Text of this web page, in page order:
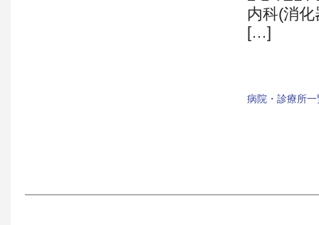
内科(消
[…]
病院・診療所一